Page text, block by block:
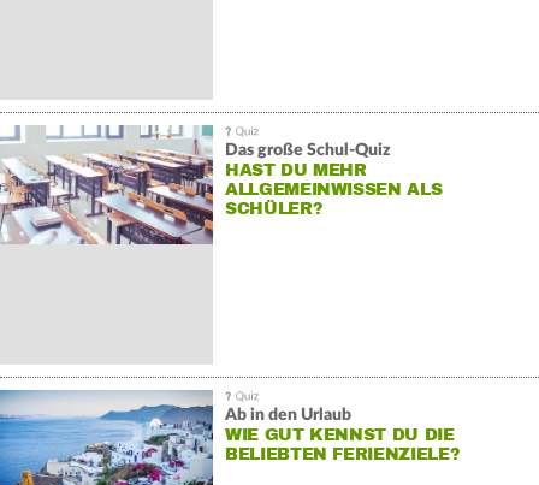
Das große Schul-Quiz
HAST DU MEHR
ALLGEMEINWISSEN ALS
SCHÜLER?
Ab in den Urlaub
WIE GUT KENNST DU DIE
BELIEBTEN FERIENZIELE?